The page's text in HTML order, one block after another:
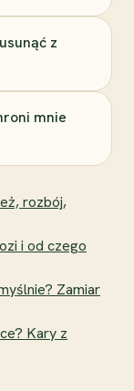
z
mnie
rozbój,
i od czego
Zamiar
Kary z